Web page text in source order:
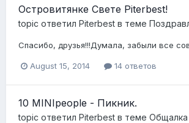
Островитянке Свете Piterbest!
topic ответил Piterbest в теме
Спасибо, друзья!!!Думала, забыли все
August 15, 2014 14 ответов
10 MINIpeople - Пикник.
topic ответил Piterbest в теме Общалка